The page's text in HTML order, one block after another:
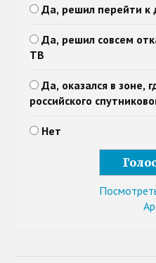
Да, решил перейти к
Да, решил совсем
ТВ
Да, оказался в зоне,
российского
Нет